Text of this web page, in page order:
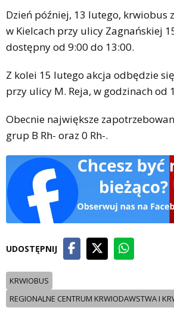
Dzień później, 13 lutego, krwiobus
w Kielcach przy ulicy Zagnańskiej
dostępny od 9:00 do 13:00.
Z kolei 15 lutego akcja odbędzie
przy ulicy M. Reja, w godzinach od
Obecnie największe
grup B Rh- oraz 0 Rh-.
UDOSTĘPNIJ
KRWIOBUS
REGIONALNE CENTRUM KRWIODAWSTWA I